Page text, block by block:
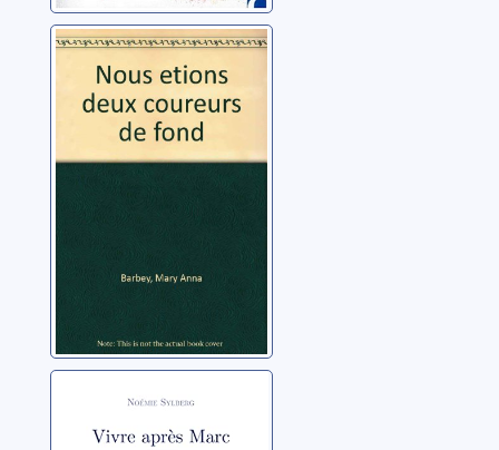
Nous étions deux
coureurs de fond
Barbey, Mary Anna
Vivre après Marc
Sylberg, Noémie